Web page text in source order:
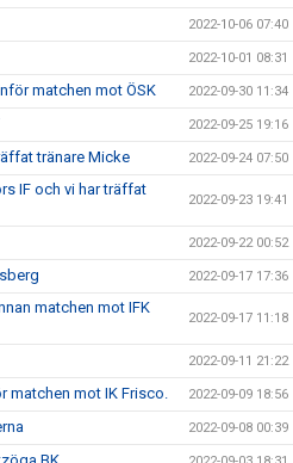
2022-10-06 07:40
2022-10-01 08:31
matchen mot ÖSK 2022-09-30 11:34
2022-09-25 19:16
tränare Micke 2022-09-24 07:50
IF och vi har träffat
2022-09-23 19:41
2022-09-22 00:52
2022-09-17 17:36
matchen mot IFK
2022-09-17 11:18
2022-09-11 21:22
matchen mot IK Frisco. 2022-09-09 18:56
2022-09-08 00:39